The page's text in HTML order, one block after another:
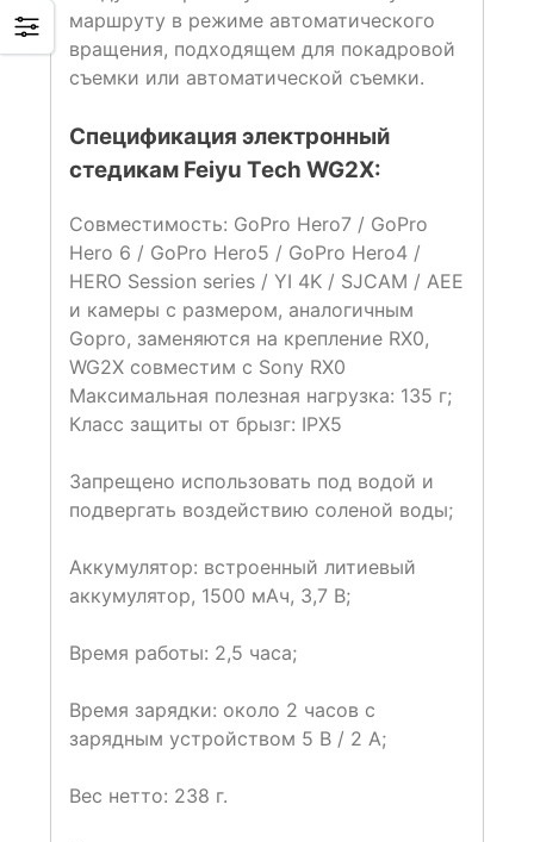
маршруту в режиме автоматического
вращения, подходящем для покадровой
съемки или автоматической съемки.
Спецификация электронный
стедикам Feiyu Tech WG2X:
Совместимость: GoPro Hero7 / GoPro
Hero 6 / GoPro Hero5 / GoPro Hero4 /
HERO Session series / YI 4K / SJCAM / AEE
и камеры с размером, аналогичным
Gopro, заменяются на крепление RX0,
WG2X совместим с Sony RX0
Максимальная полезная нагрузка: 135 г;
Класс защиты от брызг: IPX5
Запрещено использовать под водой и
подвергать воздействию соленой воды;
Аккумулятор: встроенный литиевый
аккумулятор, 1500 мАч, 3,7 В;
Время работы: 2,5 часа;
Время зарядки: около 2 часов с
зарядным устройством 5 В / 2 А;
Вес нетто: 238 г.